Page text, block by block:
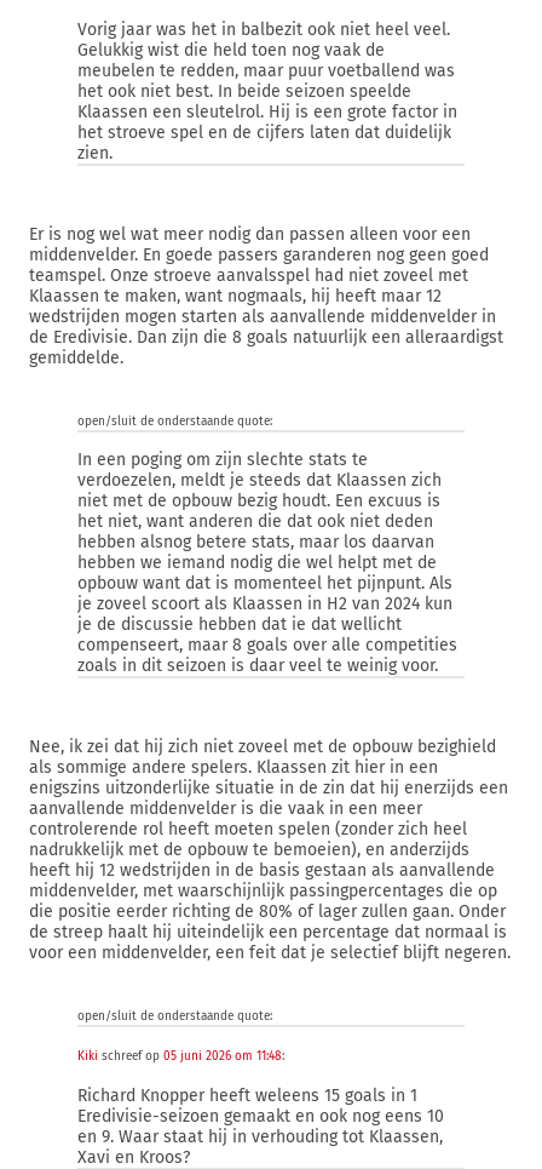
Vorig jaar was het in balbezit ook niet heel veel.
Gelukkig wist die held toen nog vaak de
meubelen te redden, maar puur voetballend was
het ook niet best. In beide seizoen speelde
Klaassen een sleutelrol. Hij is een grote factor in
het stroeve spel en de cijfers laten dat duidelijk
zien.
Er is nog wel wat meer nodig dan passen alleen voor een
middenvelder. En goede passers garanderen nog geen goed
teamspel. Onze stroeve aanvalsspel had niet zoveel met
Klaassen te maken, want nogmaals, hij heeft maar 12
wedstrijden mogen starten als aanvallende middenvelder in
de Eredivisie. Dan zijn die 8 goals natuurlijk een alleraardigst
gemiddelde.
open/sluit de onderstaande quote:
In een poging om zijn slechte stats te
verdoezelen, meldt je steeds dat Klaassen zich
niet met de opbouw bezig houdt. Een excuus is
het niet, want anderen die dat ook niet deden
hebben alsnog betere stats, maar los daarvan
hebben we iemand nodig die wel helpt met de
opbouw want dat is momenteel het pijnpunt. Als
je zoveel scoort als Klaassen in H2 van 2024 kun
je de discussie hebben dat ie dat wellicht
compenseert, maar 8 goals over alle competities
zoals in dit seizoen is daar veel te weinig voor.
Nee, ik zei dat hij zich niet zoveel met de opbouw bezighield
als sommige andere spelers. Klaassen zit hier in een
enigszins uitzonderlijke situatie in de zin dat hij enerzijds een
aanvallende middenvelder is die vaak in een meer
controlerende rol heeft moeten spelen (zonder zich heel
nadrukkelijk met de opbouw te bemoeien), en anderzijds
heeft hij 12 wedstrijden in de basis gestaan als aanvallende
middenvelder, met waarschijnlijk passingpercentages die op
die positie eerder richting de 80% of lager zullen gaan. Onder
de streep haalt hij uiteindelijk een percentage dat normaal is
voor een middenvelder, een feit dat je selectief blijft negeren.
open/sluit de onderstaande quote:
Kiki schreef op 05 juni 2026 om 11:48:
Richard Knopper heeft weleens 15 goals in 1
Eredivisie-seizoen gemaakt en ook nog eens 10
en 9. Waar staat hij in verhouding tot Klaassen,
Xavi en Kroos?